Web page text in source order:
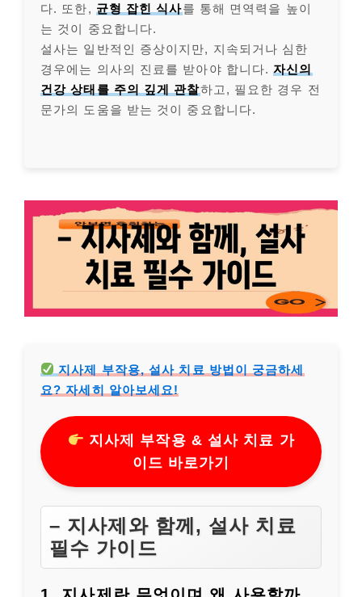
다. 또한, 균형 잡힌 식사를 통해 면역력을 높이
는 것이 중요합니다.
설사는 일반적인 증상이지만, 지속되거나 심한
경우에는 의사의 진료를 받아야 합니다.자신의
건강 상태를 주의 깊게 관찰하고, 필요한 경우 전
문가의 도움을 받는 것이 중요합니다.
지사제 부작용, 설사 치료 방법이 궁금하세
요? 자세히 알아보세요!
지사제 부작용 & 설사 치료 가
이드 바로가기
– 지사제와 함께, 설사 치료
필수 가이드